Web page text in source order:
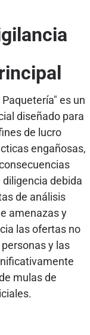
es un
diseñado para
de lucro
engañosas,
debida
de análisis
amenazas y
las ofertas no
y las
mulas de